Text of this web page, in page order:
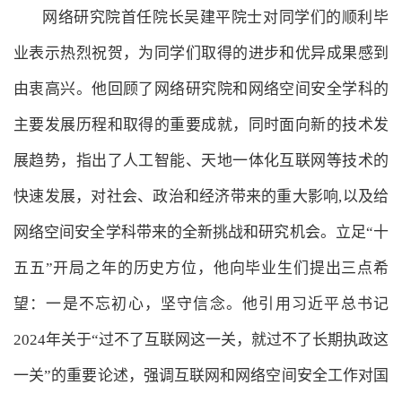
网络研究院首任院长吴建平院士对同学们的顺利毕
业表示热烈祝贺，为同学们取得的进步和优异成果感到
由衷高兴。他回顾了网络研究院和网络空间安全学科的
主要发展历程和取得的重要成就，同时面向新的技术发
展趋势，指出了人工智能、天地一体化互联网等技术的
快速发展，对社会、政治和经济带来的重大影响,以及给
网络空间安全学科带来的全新挑战和研究机会。立足“十
五五”开局之年的历史方位，他向毕业生们提出三点希
望：一是不忘初心，坚守信念。他引用习近平总书记
2024年关于“过不了互联网这一关，就过不了长期执政这
一关”的重要论述，强调互联网和网络空间安全工作对国